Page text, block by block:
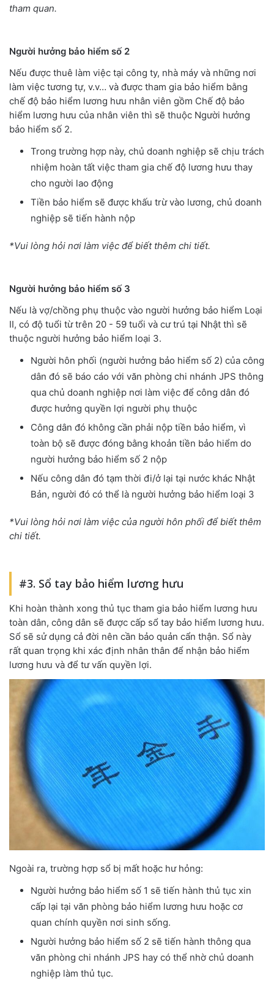
tham quan.
Người hưởng bảo hiểm số 2
Nếu được thuê làm việc tại công ty, nhà máy và những nơi
làm việc tương tự, v.v… và được tham gia bảo hiểm bằng
chế độ bảo hiểm lương hưu nhân viên gồm Chế độ bảo
hiểm lương hưu của nhân viên thì sẽ thuộc Người hưởng
bảo hiểm số 2.
Trong trường hợp này, chủ doanh nghiệp sẽ chịu trách
nhiệm hoàn tất việc tham gia chế độ lương hưu thay
cho người lao động
Tiền bảo hiểm sẽ được khấu trừ vào lương, chủ doanh
nghiệp sẽ tiến hành nộp
*Vui lòng hỏi nơi làm việc để biết thêm chi tiết.
Người hưởng bảo hiểm số 3
Nếu là vợ/chồng phụ thuộc vào người hưởng bảo hiểm Loại
II, có độ tuổi từ trên 20 - 59 tuổi và cư trú tại Nhật thì sẽ
thuộc người hưởng bảo hiểm loại 3.
Người hôn phối (người hưởng bảo hiểm số 2) của công
dân đó sẽ báo cáo với văn phòng chi nhánh JPS thông
qua chủ doanh nghiệp nơi làm việc để công dân đó
được hưởng quyền lợi người phụ thuộc
Công dân đó không cần phải nộp tiền bảo hiểm, vì
toàn bộ sẽ được đóng bằng khoản tiền bảo hiểm do
người hưởng bảo hiểm số 2 nộp
Nếu công dân đó tạm thời đi/ở lại tại nước khác Nhật
Bản, người đó có thể là người hưởng bảo hiểm loại 3
*Vui lòng hỏi nơi làm việc của người hôn phối để biết thêm
chi tiết.
#3. Sổ tay bảo hiểm lương hưu
Khi hoàn thành xong thủ tục tham gia bảo hiểm lương hưu
toàn dân, công dân sẽ được cấp sổ tay bảo hiểm lương hưu.
Sổ sẽ sử dụng cả đời nên cần bảo quản cẩn thận. Sổ này
rất quan trọng khi xác định nhân thân để nhận bảo hiểm
lương hưu và để tư vấn quyền lợi.
Ngoài ra, trường hợp sổ bị mất hoặc hư hỏng:
Người hưởng bảo hiểm số 1 sẽ tiến hành thủ tục xin
cấp lại tại văn phòng bảo hiểm lương hưu hoặc cơ
quan chính quyền nơi sinh sống.
Người hưởng bảo hiểm số 2 sẽ tiến hành thông qua
văn phòng chi nhánh JPS hay có thể nhờ chủ doanh
nghiệp làm thủ tục.